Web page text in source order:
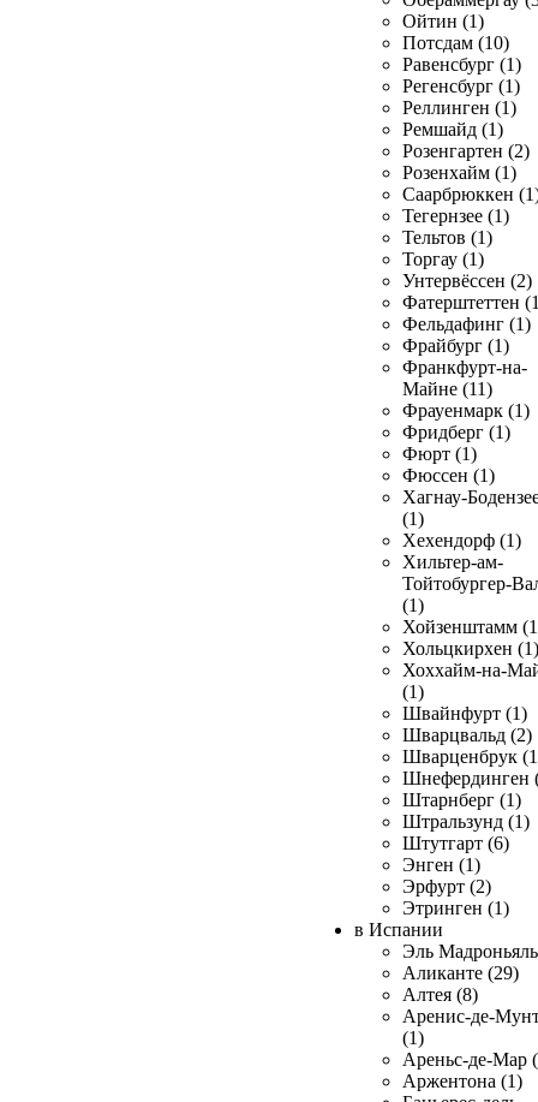
Ойтин (1)
Потсдам (10)
Равенсбург (1)
Регенсбург (1)
Реллинген (1)
Ремшайд (1)
Розенгартен (2)
Розенхайм (1)
Саарбрюккен
Тегернзее (1)
Тельтов (1)
Торгау (1)
Унтервёссен (2)
Фатерштеттен
Фельдафинг (1)
Фрайбург (1)
Франкфурт-на-
Майне (11)
Фрауенмарк (1)
Фридберг (1)
Фюрт (1)
Фюссен (1)
Хагнау-
(1)
Хехендорф (1)
Хильтер-ам-
Тойтобургер-
(1)
Хойзенштамм
Хольцкирхен (1)
Хоххайм-на-
(1)
Швайнфурт (1)
Шварцвальд (2)
Шварценбрук
Шнефердинген
Штарнберг (1)
Штральзунд (1)
Штутгарт (6)
Энген (1)
Эрфурт (2)
Этринген (1)
в Испании
Эль
Аликанте (29)
Алтея (8)
Аренис-де-
(1)
Ареньс-де-Мар
Аржентона (1)